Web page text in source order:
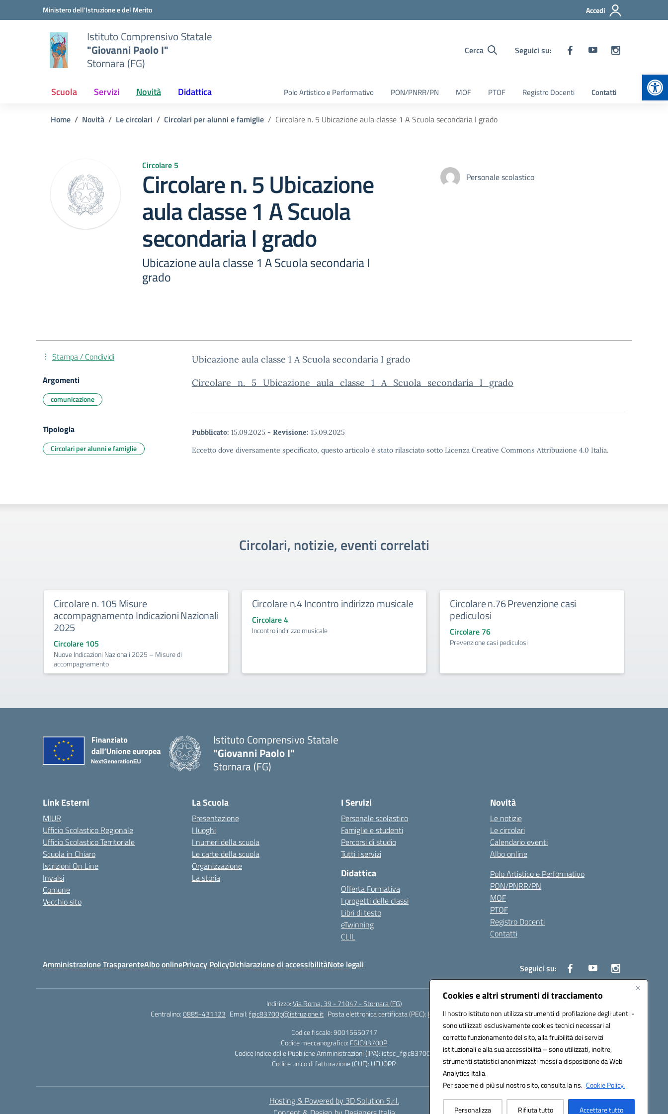
Cookies e altri strumenti di tracciamento
Il nostro Istituto non utilizza strumenti di profilazione degli utenti -
sono utilizzati esclusivamente cookies tecnici necessari al
corretto funzionamento del sito, alla fruibilità dei servizi
istituzionali e alla sua accessibilità – sono utilizzati, inoltre,
strumenti statistici anonimizzati messi a disposizione da Web
Analytics Italia.
Per saperne di più sul nostro sito, consulta la ns. Cookie Policy.
Personalizza Rifiuta tutto Accettare tutto
Vai ai contenuti
Vai al menu di navigazioneMinistero dell'Istruzione e del Merito Accedi
Istituto Comprensivo Statale
"Giovanni Paolo I"
Stornara (FG)
Cerca Seguici su:
Scuola Servizi Novità Didattica Polo Artistico e Performativo PON/PNRR/PN MOF PTOF Registro Docenti Contatti
Home Novità Le circolari Circolari per alunni e famiglie Circolare n. 5 Ubicazione aula classe 1 A Scuola secondaria I grado
Circolare 5
Circolare n. 5 Ubicazione
aula classe 1 A Scuola
secondaria I grado
Ubicazione aula classe 1 A Scuola secondaria I
grado
Personale scolastico
Ubicazione aula classe 1 A Scuola secondaria I grado
Circolare_n._5_Ubicazione_aula_classe_1_A_Scuola_secondaria_I_grado
Pubblicato: 15.09.2025 - Revisione: 15.09.2025
Eccetto dove diversamente specificato, questo articolo è stato rilasciato sotto Licenza Creative Commons Attribuzione 4.0 Italia.
Stampa / Condividi
Argomenti
comunicazione
Tipologia
Circolari per alunni e famiglie
Circolari, notizie, eventi correlati
Circolare n. 105 Misure
accompagnamento Indicazioni Nazionali
2025
Circolare 105
Nuove Indicazioni Nazionali 2025 – Misure di
accompagnamento
Circolare n.4 Incontro indirizzo musicale
Circolare 4
Incontro indirizzo musicale
Circolare n.76 Prevenzione casi
pediculosi
Circolare 76
Prevenzione casi pediculosi
Istituto Comprensivo Statale
"Giovanni Paolo I"
Stornara (FG)
Link Esterni
MIUR
Ufficio Scolastico Regionale
Ufficio Scolastico Territoriale
Scuola in Chiaro
Iscrizioni On Line
Invalsi
Comune
Vecchio sito
La Scuola
Presentazione
I luoghi
I numeri della scuola
Le carte della scuola
Organizzazione
La storia
I Servizi
Personale scolastico
Famiglie e studenti
Percorsi di studio
Tutti i servizi
Didattica
Offerta Formativa
I progetti delle classi
Libri di testo
eTwinning
CLIL
Novità
Le notizie
Le circolari
Calendario eventi
Albo online
Polo Artistico e Performativo
PON/PNRR/PN
MOF
PTOF
Registro Docenti
Contatti
Amministrazione TrasparenteAlbo onlinePrivacy PolicyDichiarazione di accessibilitàNote legali Seguici su:
Indirizzo:Via Roma, 39 - 71047 - Stornara (FG)
Centralino:0885-431123 Email:fgic83700p@istruzione.it Posta elettronica certificata (PEC): FGIC83700P@pec.istruzione.it
Codice fiscale: 90015650717
Codice meccanografico: FGIC83700P
Codice Indice delle Pubbliche Amministrazioni (IPA): istsc_fgic83700p
Codice unico di fatturazione (CUF): UFUOPR
Hosting & Powered by 3D Solution S.r.l.